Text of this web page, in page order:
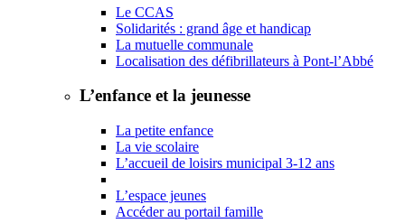
Le CCAS
Solidarités : grand âge et handicap
La mutuelle communale
Localisation des défibrillateurs à Pont-l’Abbé
L’enfance et la jeunesse
La petite enfance
La vie scolaire
L’accueil de loisirs municipal 3-12 ans
L’espace jeunes
Accéder au portail famille